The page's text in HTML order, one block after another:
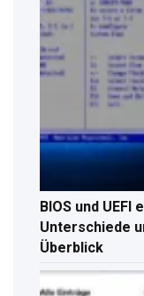
BIOS und
Unterschiede
Überblick